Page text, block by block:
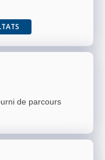
de parcours